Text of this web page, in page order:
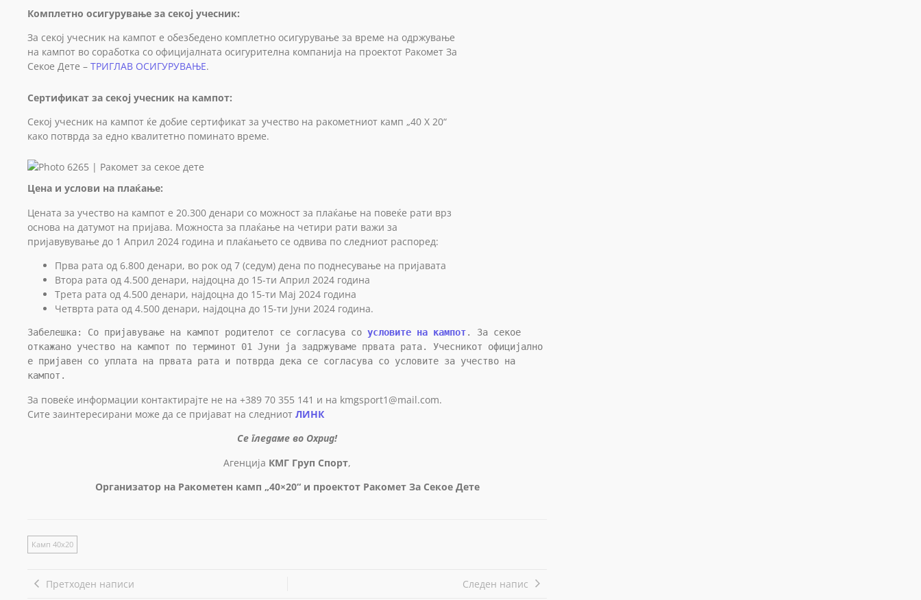
Комплетно осигурување за секој учесник:
За секој учесник на кампот е обезбедено комплетно осигурување за време на одржување
на кампот во соработка со официјалната осигурителна компанија на проектот Ракомет За
Секое Дете – ТРИГЛАВ ОСИГУРУВАЊЕ.
Сертификат за секој учесник на кампот:
Секој учесник на кампот ќе добие сертификат за учество на ракометниот камп „40 Х 20“
како потврда за едно квалитетно поминато време.
Цена и услови на плаќање:
Цената за учество на кампот е 20.300 денари со можност за плаќање на повеќе рати врз
основа на датумот на пријава. Можноста за плаќање на четири рати важи за
пријавувување до 1 Април 2024 година и плаќањето се одвива по следниот распоред:
Прва рата од 6.800 денари, во рок од 7 (седум) дена по поднесување на пријавата
Втора рата од 4.500 денари, најдоцна до 15-ти Април 2024 година
Трета рата од 4.500 денари, наjдоцна до 15-ти Мај 2024 година
Четврта рата од 4.500 денари, најдоцна до 15-ти Јуни 2024 година.
Забелешка: Со пријавување на кампот родителот се согласува со условите на кампот. За секое
откажано учество на кампот по терминот 01 Јуни ја задржуваме првата рата. Учесникот официјално
е пријавен со уплата на првата рата и потврда дека се согласува со условите за учество на
кампот.
За повеќе информации контактирајте не на +389 70 355 141 и на kmgsport1@mail.com.
Сите заинтересирани може да се пријават на следниот ЛИНК
Се гледаме во Охрид!
Агенција КМГ Груп Спорт,
Организатор на Ракометен камп „40×20“ и проектот Ракомет За Секое Дете
Камп 40х20
Претходен написи Следен напис